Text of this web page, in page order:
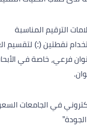
الترقيم المناسبة
نقطتين (:) لتقسيم
فرعي، خاصة في
في الجامعات